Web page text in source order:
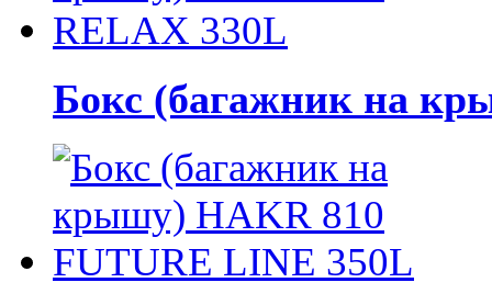
Бокс (багажник на